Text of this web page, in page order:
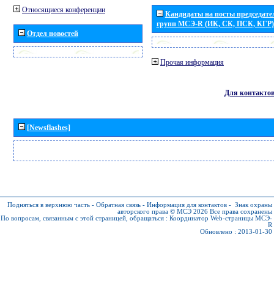
Относящиеся конференции
Отдел новостей
Кандидаты на посты
групп МСЭ-R (ИК, СК, ПСК, КГР)
Прочая информация
Для контактов
[Newsflashes]
Подняться в верхнюю часть - Обратная связь - Информация для контактов - Знак охраны
авторского права © МСЭ 2026 Все права сохранены
По вопросам, связанным с этой страницей, обращаться : Координатор Web-страницы МСЭ-
R
Обновлено : 2013-01-30